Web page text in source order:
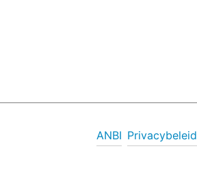
ANBI Privacybeleid